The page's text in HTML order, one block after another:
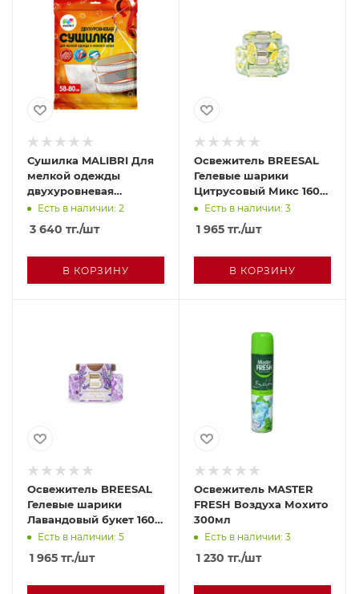
Сушилка MALIBRI Для
мелкой одежды
двухуровневая
230*430*250 м/у
Есть в наличии: 2
3 640 тг./шт
В КОРЗИНУ
Освежитель BREESAL
Гелевые шарики
Цитрусовый Микс 160г
п/уЕсть в наличии: 3
1 965 тг./шт
В КОРЗИНУ
Освежитель BREESAL
Гелевые шарики
Лавандовый букет 160г
п/уЕсть в наличии: 5
1 965 тг./шт
Освежитель MASTER
FRESH Воздуха Мохито
300мл
Есть в наличии: 3
1 230 тг./шт